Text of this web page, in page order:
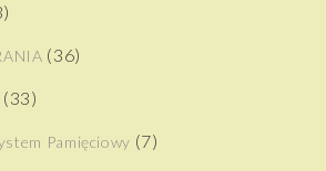
(36)
(33)
Pamięciowy (7)